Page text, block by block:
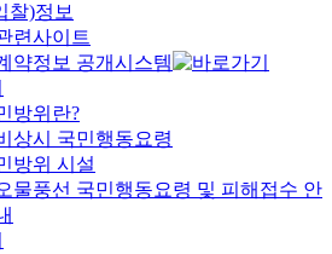
찰)정보
련사이트
약정보 공개시스템
방위란?
상시 국민행동요령
방위 시설
물풍선 국민행동요령 및 피해접수 안